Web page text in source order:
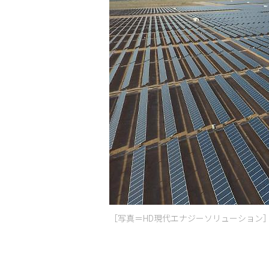
［写真＝​HD現代エナジーソリューション